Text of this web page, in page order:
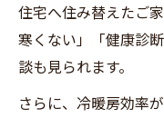
住宅へ住み替えたご
寒くない」「健康診
談も見られます。
さらに、冷暖房効率